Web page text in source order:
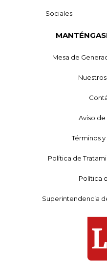
Sociales
Mesa de
Aviso
Términos
Política de
Política
Superintendencia